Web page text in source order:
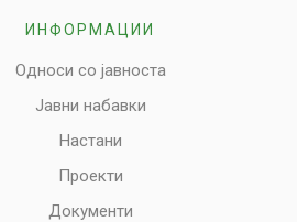
ИНФОРМАЦИИ
Односи со јавноста
Јавни набавки
Настани
Проекти
Документи